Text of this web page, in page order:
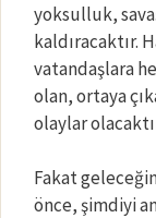
yoksulluk,
kaldıracaktır.
vatandaşlara
olan, ortaya
olaylar
Fakat
önce, şimdiyi